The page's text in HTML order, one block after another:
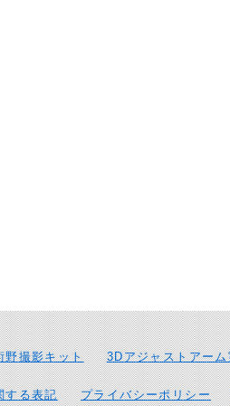
野撮影キット 3Dアジャストアー
する表記 プライバシーポリシー